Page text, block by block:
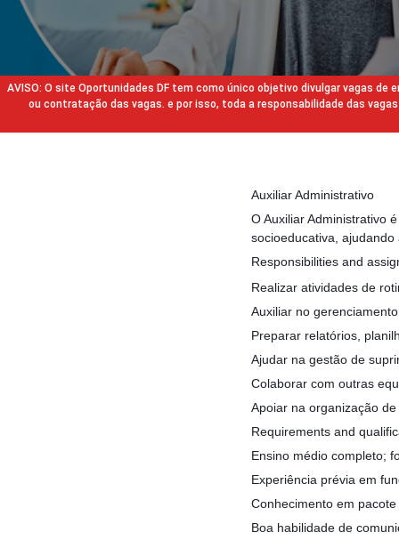
AVISO: O site Oportunidades DF tem como único objetivo divulgar vagas
ou contratação das vagas. e por isso, toda a responsabilidade das
Auxiliar Administrativo
O Auxiliar Administrativo
socioeducativa,
Responsibilities and
Realizar atividades de
Auxiliar no
Preparar relatórios,
Ajudar na gestão de
Colaborar com outras
Apoiar na organização
Requirements and
Ensino médio completo;
Experiência prévia em
Conhecimento em
Boa habilidade de